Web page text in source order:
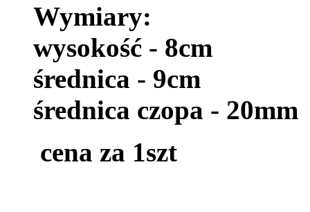
Wymiary:
wysokość - 8cm
średnica - 9cm
średnica czopa - 20mm
cena za 1szt